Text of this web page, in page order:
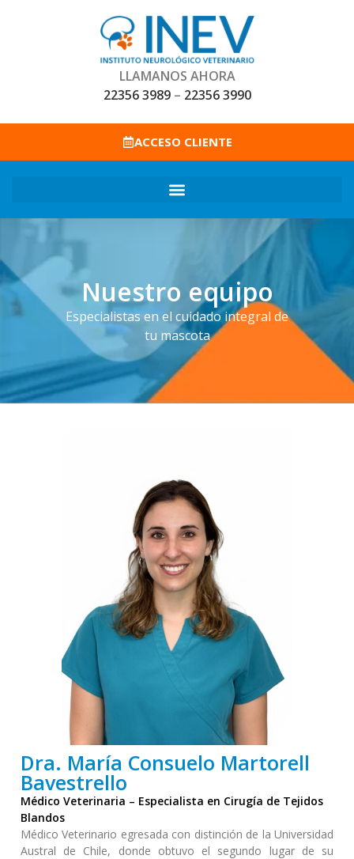
LLAMANOS AHORA
22356 3989– 22356 3990
ACCESO CLIENTE
Nuestro equipo
Especialistas en el cuidado integral de
tu mascota
Dra. María Consuelo Martorell
Bavestrello
Médico Veterinaria – Especialista en Cirugía de Tejidos
Blandos
Médico Veterinario egresada con distinción de la Universidad
Austral de Chile, donde obtuvo el segundo lugar de su